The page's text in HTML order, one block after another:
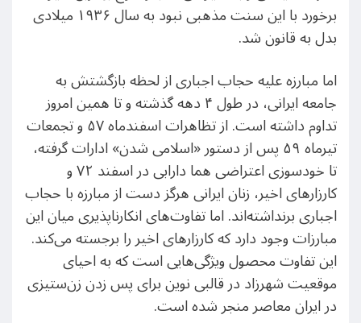
برخورد با این سنت مذهبی نبود به سال ۱۹۳۶ میلادی
بدل به قانون شد.
اما مبارزه علیه حجاب اجباری از لحظه بازگشتش به
جامعه ایرانی، در طول ۴ دهه گذشته و تا همین امروز
تداوم داشته است. از تظاهرات اسفند‌ماه ۵۷ و تجمعات
تیرماه ۵۹ پس از دستور «اسلامی شدن» ادارات گرفته،
تا خودسوزی اعتراضی هما دارابی در اسفند ۷۲ و
کارزارهای اخیر، زنان ایرانی هرگز دست از مبارزه با حجاب
اجباری برنداشته‌اند. اما تفاوت‌های انکارناپذیری میان این
مبارزات وجود دارد که کارزارهای اخیر را برجسته می‌کند.
این تفاوت محصول ویژگی‌هایی است که به احیای
موقعیت شهرزاد در قالبی نوین برای پس زدن زن‌ستیزی
در ایران معاصر منجر شده است.